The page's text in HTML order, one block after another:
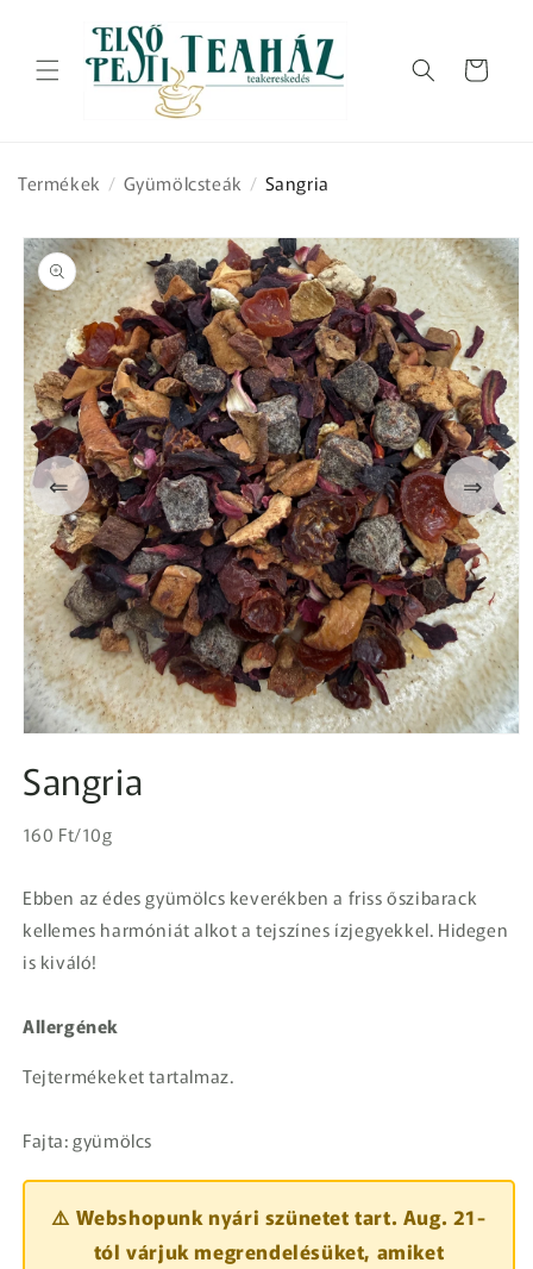
tartalomhoz
Kosár
Termékek / Gyümölcsteák / Sangria
⇐
Kihagyás, és
ugrás a
termékadatokra
megnyitása
a
párbeszédpanelen
⇒
Sangria
Normál
Egységár
160 Ft/10g
Ebben az édes gyümölcs keverékben a friss őszibarack
kellemes harmóniát alkot a tejszínes ízjegyekkel. Hidegen
is kiváló!
Allergének
Tejtermékeket tartalmaz.
Fajta: gyümölcs
⚠️ Webshopunk nyári szünetet tart. Aug. 21-
tól várjuk megrendelésüket, amiket